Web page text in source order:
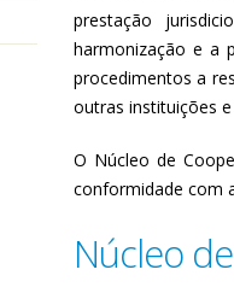
prestação
harmonização e a
procedimentos a
outras instituições
O Núcleo de
conformidade com
Núcleo